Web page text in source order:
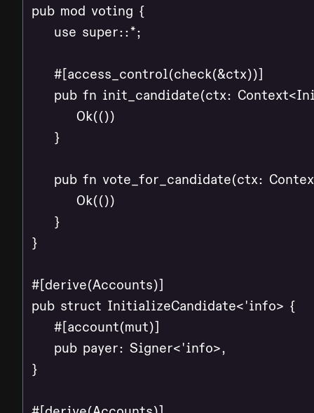
pub mod voting {
    use super::*;
    #[access_control(check(&ctx))]
pub fn init_candidate(ctx:
        Ok(())
    }
pub fn vote_for_candidate(ctx:
        Ok(())
    }
}
#[derive(Accounts)]
pub struct InitializeCandidate<'info> {
    #[account(mut)]
    pub payer: Signer<'info>,
}